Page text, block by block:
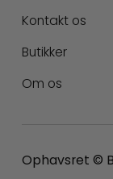
Kontakt os
Butikker
Om os
Ophavsret ©